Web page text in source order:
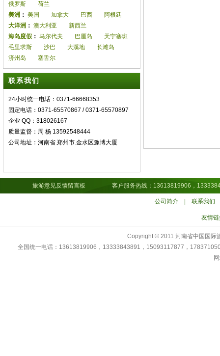
俄罗斯
荷兰
美洲 ： 美国 加拿大 巴西
阿根廷
大洋洲 ： 澳大利亚
新西兰
海岛度假 ： 马尔代夫 巴厘岛
天宁塞班
毛里求斯
沙巴 大溪地
长滩岛
济州岛
塞舌尔
联系我们
24小时统一电话：0371-66668353
固定电话：0371-65570867 / 0371-65570897
企业 QQ：318026167
质量监督：周 杨 13592548444
公司地址：河南省.郑州市.金水区豫博大厦
旅游意见反馈留言板 客户服务热线：13613819906，
公司简介 联系我们
友情
Copyright © 2011 河南省中国国
全国统一电话：13613819906，13333843891，15093117877，